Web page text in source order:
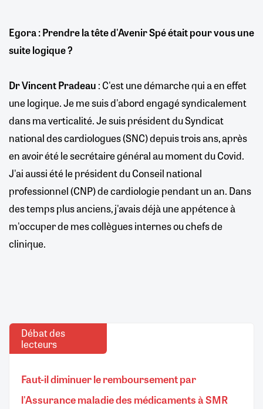
Egora : Prendre la tête d'Avenir Spé était pour vous une
suite logique ?
Dr Vincent Pradeau : C'est une démarche qui a en effet
une logique. Je me suis d'abord engagé syndicalement
dans ma verticalité. Je suis président du Syndicat
national des cardiologues (SNC) depuis trois ans, après
en avoir été le secrétaire général au moment du Covid.
J'ai aussi été le président du Conseil national
professionnel (CNP) de cardiologie pendant un an. Dans
des temps plus anciens, j'avais déjà une appétence à
m'occuper de mes collègues internes ou chefs de
clinique.
Débat des
lecteurs
Faut-il diminuer le remboursement par
l'Assurance maladie des médicaments à SMR